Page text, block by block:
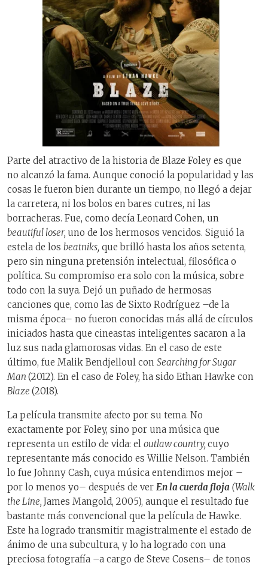
Parte del atractivo de la historia de Blaze Foley es que
no alcanzó la fama. Aunque conoció la popularidad y las
cosas le fueron bien durante un tiempo, no llegó a dejar
la carretera, ni los bolos en bares cutres, ni las
borracheras. Fue, como decía Leonard Cohen, un
beautiful loser, uno de los hermosos vencidos. Siguió la
estela de los beatniks, que brilló hasta los años setenta,
pero sin ninguna pretensión intelectual, filosófica o
política. Su compromiso era solo con la música, sobre
todo con la suya. Dejó un puñado de hermosas
canciones que, como las de Sixto Rodríguez –de la
misma época– no fueron conocidas más allá de círculos
iniciados hasta que cineastas inteligentes sacaron a la
luz sus nada glamorosas vidas. En el caso de este
último, fue Malik Bendjelloul con Searching for Sugar
Man (2012). En el caso de Foley, ha sido Ethan Hawke con
Blaze (2018).
La película transmite afecto por su tema. No
exactamente por Foley, sino por una música que
representa un estilo de vida: el outlaw country, cuyo
representante más conocido es Willie Nelson. También
lo fue Johnny Cash, cuya música entendimos mejor –
por lo menos yo– después de ver En la cuerda floja (Walk
the Line, James Mangold, 2005), aunque el resultado fue
bastante más convencional que la película de Hawke.
Este ha logrado transmitir magistralmente el estado de
ánimo de una subcultura, y lo ha logrado con una
preciosa fotografía –a cargo de Steve Cosens– de tonos